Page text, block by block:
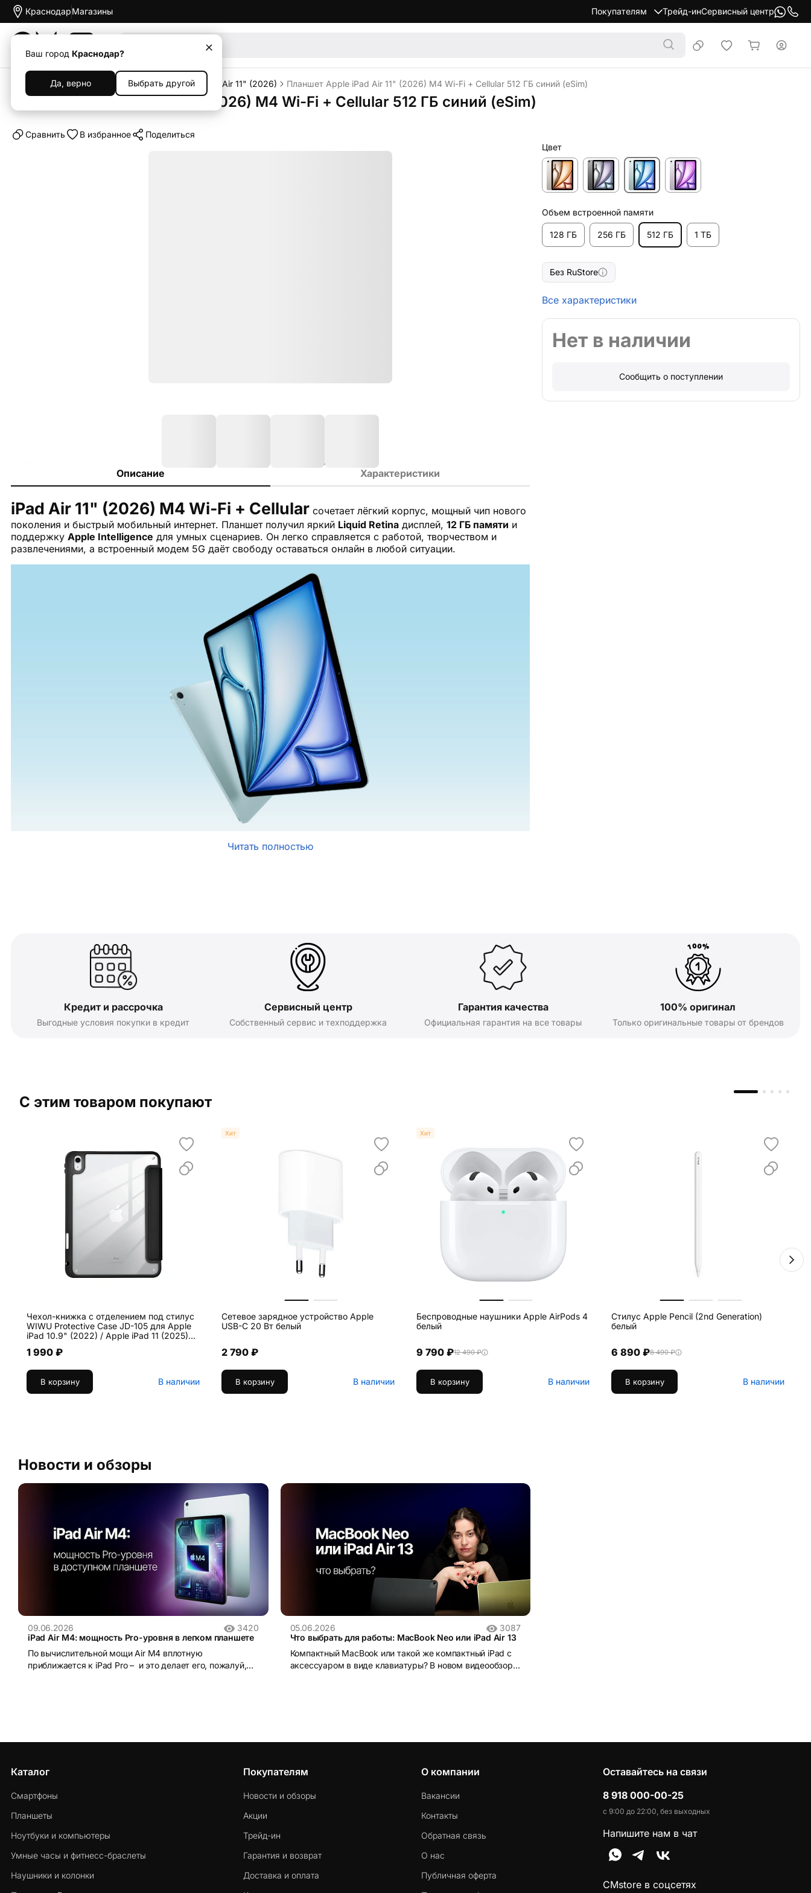
Краснодар
Ваш город Краснодар?
Да, верно Выбрать другой
Магазины Покупателям Трейд-инСервисный центр
Каталог Планшеты iPad Apple iPad Air 11" (2026) Планшет Apple iPad Air 11" (2026) M4 Wi-Fi + Cellular 512 ГБ синий (eSim)
Планшет Apple iPad Air 11" (2026) M4 Wi-Fi + Cellular 512 ГБ синий (eSim)
Cравнить В избранное Поделиться
Описание Характеристики
iPad Air 11" (2026) M4 Wi-Fi + Cellular сочетает лёгкий корпус, мощный чип нового
поколения и быстрый мобильный интернет. Планшет получил яркий Liquid Retina дисплей, 12 ГБ памяти и
поддержку Apple Intelligence для умных сценариев. Он легко справляется с работой, творчеством и
развлечениями, а встроенный модем 5G даёт свободу оставаться онлайн в любой ситуации.
Читать полностью
Цвет
Объем встроенной памяти
128 ГБ 256 ГБ 512 ГБ 1 ТБ
Без RuStore
Все характеристики
Нет в наличии
Сообщить о поступлении
Кредит и рассрочка
Выгодные условия покупки в кредит
Сервисный центр
Собственный сервис и техподдержка
Гарантия качества
Официальная гарантия на все товары
100% оригинал
Только оригинальные товары от брендов
С этим товаром покупают
Чехол-книжка c отделением под стилус
WIWU Protective Case JD-105 для Apple
iPad 10.9" (2022) / Apple iPad 11 (2025)
1 990 ₽
В корзину В наличии
Хит
Сетевое зарядное устройство Apple
USB-C 20 Вт белый
2 790 ₽
В корзину В наличии
Хит
Беспроводные наушники Apple AirPods 4
белый
9 790 ₽12 490 ₽
В корзину В наличии
Стилус Apple Pencil (2nd Generation)
белый
6 890 ₽8 490 ₽
В корзину В наличии
Новости и обзоры
09.06.2026
3420
iPad Air M4: мощность Pro-уровня в легком планшете
По вычислительной мощи Air M4 вплотную
приближается к iPad Pro – и это делает его, пожалуй,
05.06.2026
3087
Что выбрать для работы: MacBook Neo или iPad Air 13
Компактный MacBook или такой же компактный iPad с
аксессуаром в виде клавиатуры? В новом видеообзоре
Каталог
Смартфоны
Планшеты
Ноутбуки и компьютеры
Умные часы и фитнесс-браслеты
Наушники и колонки
Покупателям
Новости и обзоры
Акции
Трейд-ин
Гарантия и возврат
Доставка и оплата
О компании
Вакансии
Контакты
Обратная связь
О нас
Публичная оферта
Оставайтесь на связи
8 918 000-00-25
с 9:00 до 22:00, без выходных
Напишите нам в чат
CMstore в соцсетях